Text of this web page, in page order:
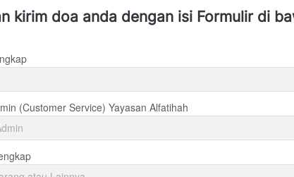
kirim doa anda dengan isi Formulir di
(Customer Service) Yayasan Alfatihah